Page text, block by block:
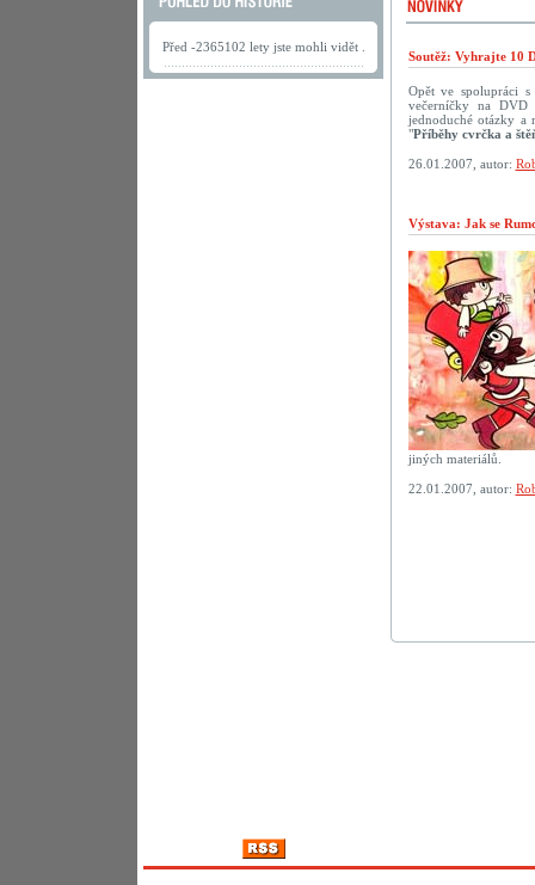
Před -2365102 lety jste mohli vidět .
Soutěž: Vyhrajte 10
Opět ve spolupráci
večerníčky na
jednoduché otázky a
"Příběhy cvrčka a
26.01.2007, autor:
Výstava: Jak se
jiných materiálů.
22.01.2007, autor: